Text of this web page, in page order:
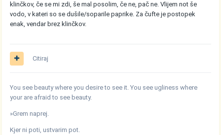
klinčkov, če se mi zdi, še mal posolim, če ne, pač ne. Vlijem not še
vodo, v kateri so se dušile/soparile paprike. Za čufte je postopek
enak, vendar brez klinčkov.
Citiraj
You see beauty where you desire to see it. You see ugliness where
your are afraid to see beauty.
»Grem naprej.
Kjer ni poti, ustvarim pot.